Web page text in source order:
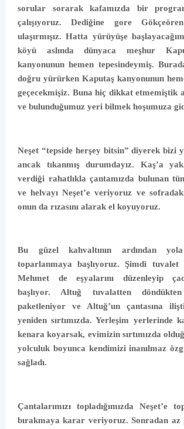
sorular sorarak kafamızda bir
çalışıyoruz. Dediğine gore
ulaşırmışız. Hatta yürüyüşe
köyü aslında dünyaca meşhur
kanyonunun hemen tepesindeymiş.
doğru yürürken Kaputaş kanyonunun
geçecekmişiz. Buna hiç dikkat etmemiştik
ve bulunduğumuz yeri bilmek hoşumuza
Neşet “tepside herşey bitsin” diyerek bizi
ancak tıkanmış durumdayız. Kaş’a
verdiği rahatlıkla çantamızda bulunan
ve helvayı Neşet’e veriyoruz ve
onun da rızasını alarak el koyuyoruz.
Bu güzel kahvaltının ardından
toparlanmaya başlıyoruz. Şimdi tuvalet
Mehmet de eşyalarını düzenleyip
başlıyor. Altuğ tuvalatten
paketleniyor ve Altuğ’un çantasına
yeniden sırtımızda. Yerleşim yerlerinde
kenara koyarsak, evimizin sırtımızda
yolculuk boyunca kendimizi inanılmaz
sağladı.
Çantalarımızı topladığımızda Neşet’e
bırakmaya karar veriyoruz. Sonradan az